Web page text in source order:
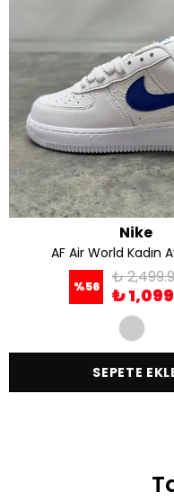
Nike
AF Air World Kadın
%56 ₺
₺
SEPETE